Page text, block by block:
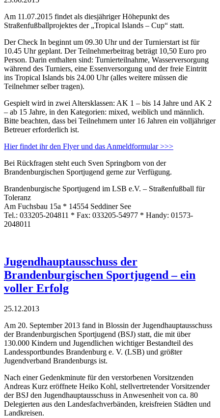
Am 11.07.2015 findet als diesjähriger Höhepunkt des
Straßenfußballprojektes der „Tropical Islands – Cup“ statt.
Der Check In beginnt um 09.30 Uhr und der Turnierstart ist für
10.45 Uhr geplant. Der Teilnehmerbeitrag beträgt 10,50 Euro pro
Person. Darin enthalten sind: Turnierteilnahme, Wasserversorgung
während des Turniers, eine Essenversorgung und der freie Eintritt
ins Tropical Islands bis 24.00 Uhr (alles weitere müssen die
Teilnehmer selber tragen).
Gespielt wird in zwei Altersklassen: AK 1 – bis 14 Jahre und AK 2
– ab 15 Jahre, in den Kategorien: mixed, weiblich und männlich.
Bitte beachten, dass bei Teilnehmern unter 16 Jahren ein volljähriger
Betreuer erforderlich ist.
Hier findet ihr den Flyer und das Anmeldformular >>>
Bei Rückfragen steht euch Sven Springborn von der
Brandenburgischen Sportjugend gerne zur Verfügung.
Brandenburgische Sportjugend im LSB e.V. – Straßenfußball für
Toleranz
Am Fuchsbau 15a * 14554 Seddiner See
Tel.: 033205-204811 * Fax: 033205-54977 * Handy: 01573-
2048011
Jugendhauptausschuss der
Brandenburgischen Sportjugend – ein
voller Erfolg
25.12.2013
Am 20. September 2013 fand in Blossin der Jugendhauptausschuss
der Brandenburgischen Sportjugend (BSJ) statt, die mit über
130.000 Kindern und Jugendlichen wichtiger Bestandteil des
Landessportbundes Brandenburg e. V. (LSB) und größter
Jugendverband Brandenburgs ist.
Nach einer Gedenkminute für den verstorbenen Vorsitzenden
Andreas Kurz eröffnete Heiko Kohl, stellvertretender Vorsitzender
der BSJ den Jugendhauptausschuss in Anwesenheit von ca. 80
Delegierten aus den Landesfachverbänden, kreisfreien Städten und
Landkreisen.